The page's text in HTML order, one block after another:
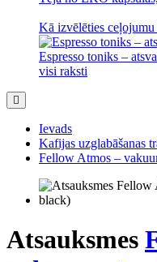
Kā izvēlēties
Espresso toniks –
visi raksti
Ievads
Kafijas uzglabāšanas
Fellow Atmos –
Atsauksmes